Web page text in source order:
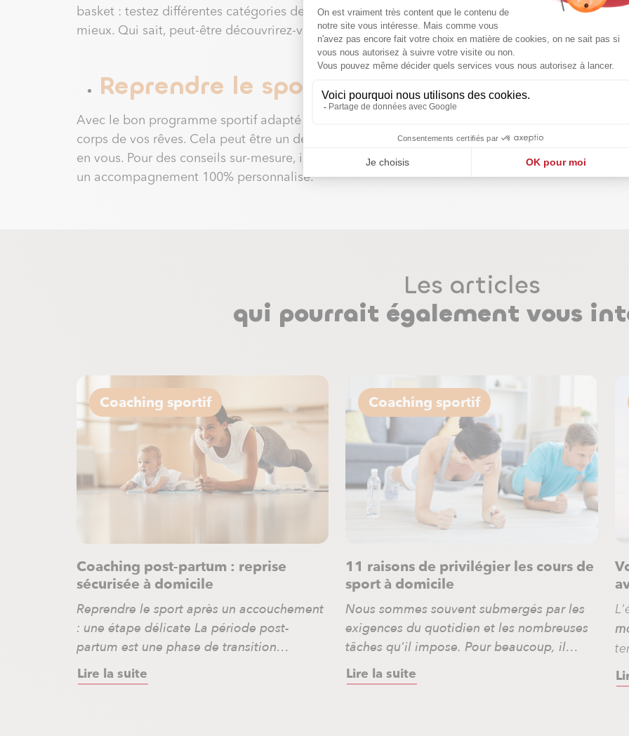
basket : testez différentes catégories de sports variées afin de trouver celui qui vous convient le
mieux. Qui sait, peut-être découvrirez-vous une nouvelle passion ?
Reprendre le sport pour modeler son corps
Avec le bon programme sportif adapté à vos besoins et vos objectifs personnels, sculptez le
corps de vos rêves. Cela peut être un de vos objectifs et permettre de renforcer votre confiance
en vous. Pour des conseils sur-mesure, il est recommandé de faire appel à un coach sportif, pour
un accompagnement 100% personnalisé.
Les articles
qui pourrait également vous
Coaching sportif
Coaching post-partum : reprise
sécurisée à domicile
Reprendre le sport après un accouchement
: une étape délicate La période post-
partum est une phase de transition
importante. Le corps se remet doucement
des changements liés à la grossesse et à
Lire la suite
Coaching sportif
11 raisons de privilégier les cours de
sport à domicile
Nous sommes souvent submergés par les
exigences du quotidien et les nombreuses
tâches qu'il impose. Pour beaucoup, il
devient difficile de trouver le temps de
prendre soin de soi en pratiquant une
Lire la suite